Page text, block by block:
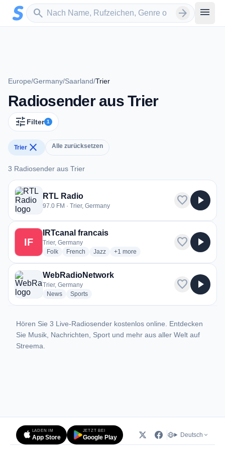
Zum Hauptinhalt springen
search
Sender suchen arrow_forward menu
Europe/Germany/Saarland/Trier
Radiosender aus Trier
tune Filter 1
Trier close Alle zurücksetzen
3 Radiosender aus Trier
3 Radiosender aus Trier
RTL Radio
97.0 FM · Trier, Germany favorite play_arrow
IF
IRTcanal francais
Trier, Germany
Folkradio stations
French radio stations
Jazzradio stations
+1 more genres for IRTcanal francais
more
favorite play_arrow
WebRadioNetwork
Trier, Germany
Newsradio stations
Sportsradio stations
favorite play_arrow
Hören Sie 3 Live-Radiosender kostenlos online. Entdecken
Sie Musik, Nachrichten, Sport und mehr aus aller Welt auf
Streema.
LADEN IM
App Store
JETZT BEI
Google Play Deutsch